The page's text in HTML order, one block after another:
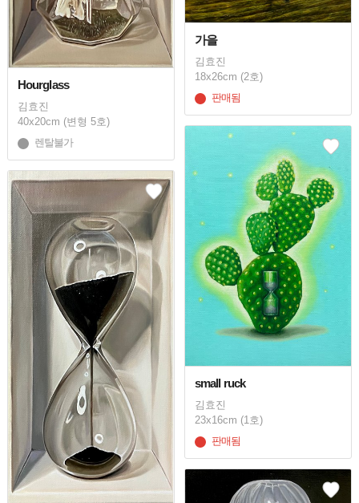
Hourglass
김효진
40x20cm (변형 5호)
렌탈불가
가을
김효진
18x26cm (2호)
판매됨
small ruck
김효진
23x16cm (1호)
판매됨